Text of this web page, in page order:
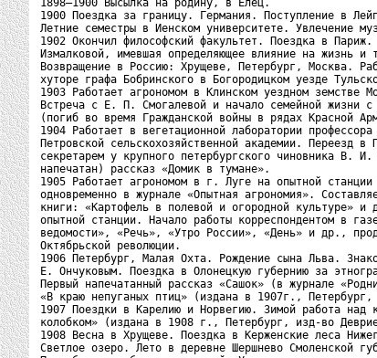
1898—1900 Высылка на родину, в Елец.
1900 Поездка за границу. Германия. Поступление в
Летние семестры в Иенском университете. Увлечение
1902 Окончил философский факультет. Поездка в
Измалковой, имевшая определяющее влияние на жизнь и
Возвращение в Россию: Хрущеве, Петербург, Москва.
хуторе графа Бобринского в Богородицком уезде
1903 Работает агрономом в Клинском уездном земстве
Встреча с Е. П. Смогалевой и начало семейной жизни с
(погиб во время Гражданской войны в рядах Красной
1904 Работает в вегетационной лаборатории
Петровской сельскохозяйственной академии. Переезд в
секретарем у крупного петербургского чиновника В.
напечатан) рассказ «Домик в тумане».
1905 Работает агрономом в г. Луге на опытной станции
одновременно в журнале «Опытная агрономия».
книги: «Картофель в полевой и огородной культуре» и
опытной станции. Начало работы корреспондентом в
ведомости», «Речь», «Утро России», «День» и др.,
Октябрьской революции.
1906 Петербург, Малая Охта. Рождение сына Льва.
Е. Ончуковым. Поездка в Олонецкую губернию за
Первый напечатанный рассказ «Сашок» (в журнале
«В краю непуганых птиц» (издана в 1907г.,
1907 Поездки в Карелию и Норвегию. Зимой работа над
колобком» (издана в 1908 г., Петербург, изд-во
1908 Весна в Хрущеве. Поездка в Керженские леса
Светлое озеро. Лето в деревне Шершнево Смоленской